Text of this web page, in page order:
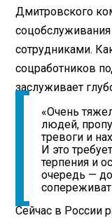
Дмитровского
сотрудниками.
соцработников
заслуживает
«Очень
людей,
тревоги и
И это
терпения и
очередь —
Сейчас в России